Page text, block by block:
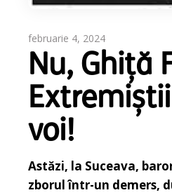
februarie 4, 2024
Nu, Ghiță
voi!
Astăzi, la Suceava,
zborul într-un demers,